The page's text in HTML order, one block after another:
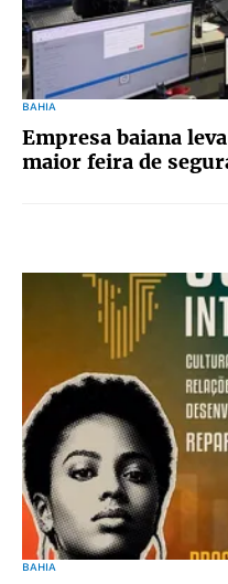
BAHIA
Empresa baiana
maior feira de
BAHIA